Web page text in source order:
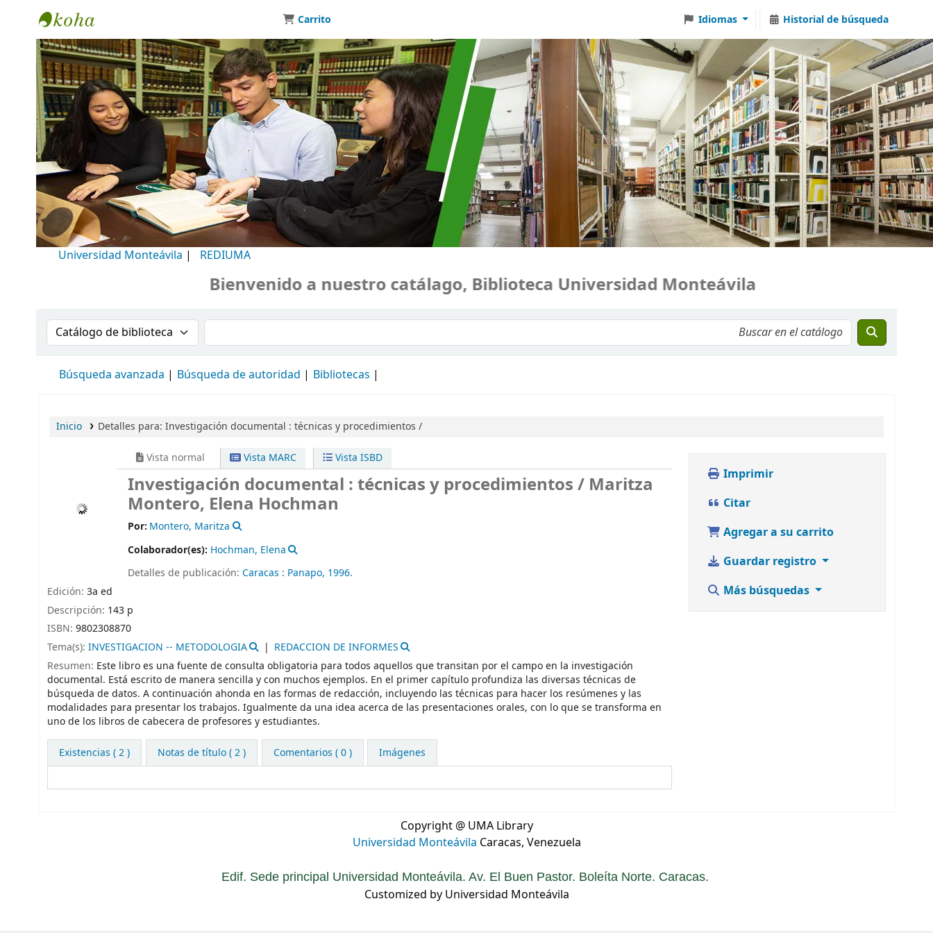
Biblioteca Universidad Monteávila
Carrito Idiomas Historial de búsqueda
Universidad Monteávila | REDIUMA
Bienvenido a nuestro catálago, Biblioteca Universidad Monteávila
Buscar en el catálogo por:Buscar en el catálogo
Búsqueda avanzada Búsqueda de autoridad Bibliotecas
Inicio Detalles para: Investigación documental : técnicas y procedimientos /
Vista normal Vista MARC Vista ISBD
Investigación documental : técnicas y procedimientos / Maritza
Montero, Elena Hochman
Por: Montero, Maritza
Colaborador(es): Hochman, Elena
Detalles de publicación: Caracas : Panapo, 1996.
Edición: 3a ed
Descripción: 143 p
ISBN: 9802308870
Tema(s): INVESTIGACION -- METODOLOGIA
REDACCION DE INFORMES
Resumen: Este libro es una fuente de consulta obligatoria para todos aquellos que transitan por el campo en la investigación
documental. Está escrito de manera sencilla y con muchos ejemplos. En el primer capítulo profundiza las diversas técnicas de
búsqueda de datos. A continuación ahonda en las formas de redacción, incluyendo las técnicas para hacer los resúmenes y las
modalidades para presentar los trabajos. Igualmente da una idea acerca de las presentaciones orales, con lo que se transforma en
uno de los libros de cabecera de profesores y estudiantes.
Existencias ( 2 ) Notas de título ( 2 ) Comentarios ( 0 ) Imágenes
Imprimir
Citar
Agregar a su carrito
Guardar registro
Más búsquedas
Copyright @ UMA Library
Universidad Monteávila Caracas, Venezuela
Edif. Sede principal Universidad Monteávila. Av. El Buen Pastor. Boleíta Norte. Caracas.
Customized by Universidad Monteávila